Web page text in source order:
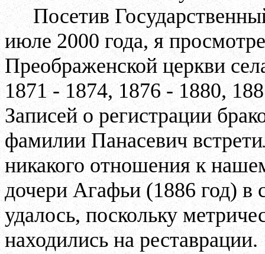
Посетив
июле 2000 года, я
Преображенской церкви
1871 - 1874, 1876 - 1880,
Записей о регистрации
фамилии Панасевич
никакого отношения к
дочери Агафьи (1886 год) в
удалось, поскольку
находились на реставрации.